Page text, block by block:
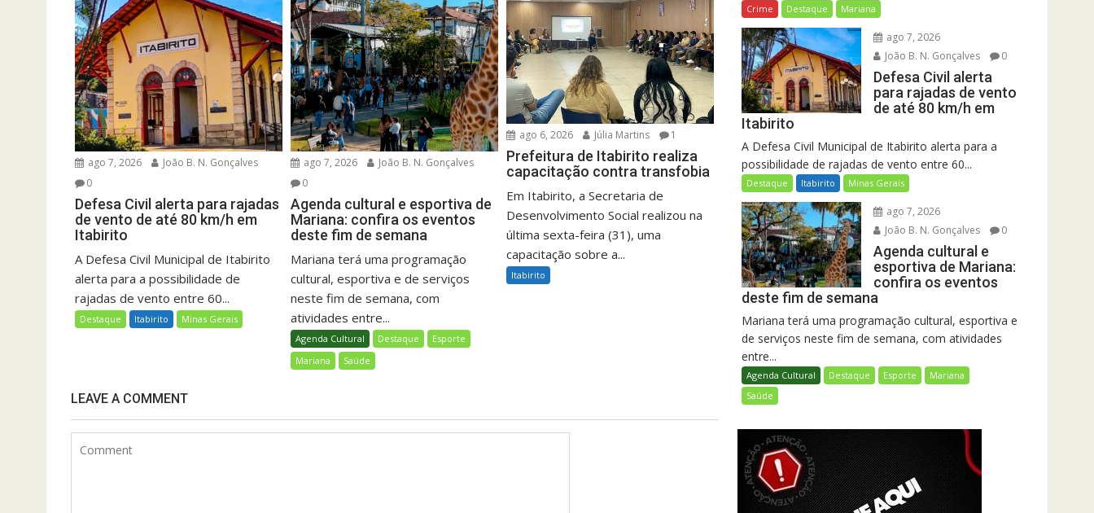
ago 7, 2026
João B. N. Gonçalves
0
Defesa Civil alerta para rajadas
de vento de até 80 km/h em
Itabirito
A Defesa Civil Municipal de Itabirito
alerta para a possibilidade de
rajadas de vento entre 60...
Destaque Itabirito Minas Gerais
ago 7, 2026
João B. N. Gonçalves
0
Agenda cultural e esportiva de
Mariana: confira os eventos
deste fim de semana
Mariana terá uma programação
cultural, esportiva e de serviços
neste fim de semana, com
atividades entre...
Agenda Cultural Destaque
Esporte
Mariana
Saúde
ago 6, 2026 Júlia Martins 1
Prefeitura de Itabirito realiza
capacitação contra transfobia
Em Itabirito, a Secretaria de
Desenvolvimento Social realizou na
última sexta-feira (31), uma
capacitação sobre a...
Itabirito
LEAVE A COMMENT
Crime Destaque Mariana
ago 7, 2026
João B. N. Gonçalves
0
Defesa Civil alerta
para rajadas de vento
de até 80 km/h em
Itabirito
A Defesa Civil Municipal de Itabirito alerta para a
possibilidade de rajadas de vento entre 60...
Destaque Itabirito Minas Gerais
ago 7, 2026
João B. N. Gonçalves
0
Agenda cultural e
esportiva de Mariana:
confira os eventos
deste fim de semana
Mariana terá uma programação cultural, esportiva e
de serviços neste fim de semana, com atividades
entre...
Agenda Cultural Destaque Esporte
Mariana
Saúde